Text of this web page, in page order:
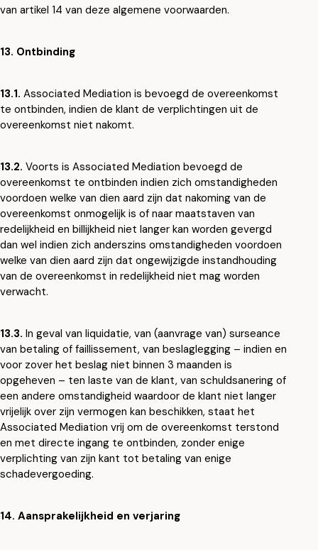
van artikel 14 van deze algemene voorwaarden.
13. Ontbinding
13.1. Associated Mediation is bevoegd de overeenkomst
te ontbinden, indien de klant de verplichtingen uit de
overeenkomst niet nakomt.
13.2. Voorts is Associated Mediation bevoegd de
overeenkomst te ontbinden indien zich omstandigheden
voordoen welke van dien aard zijn dat nakoming van de
overeenkomst onmogelijk is of naar maatstaven van
redelijkheid en billijkheid niet langer kan worden gevergd
dan wel indien zich anderszins omstandigheden voordoen
welke van dien aard zijn dat ongewijzigde instandhouding
van de overeenkomst in redelijkheid niet mag worden
verwacht.
13.3. In geval van liquidatie, van (aanvrage van) surseance
van betaling of faillissement, van beslaglegging – indien en
voor zover het beslag niet binnen 3 maanden is
opgeheven – ten laste van de klant, van schuldsanering of
een andere omstandigheid waardoor de klant niet langer
vrijelijk over zijn vermogen kan beschikken, staat het
Associated Mediation vrij om de overeenkomst terstond
en met directe ingang te ontbinden, zonder enige
verplichting van zijn kant tot betaling van enige
schadevergoeding.
14. Aansprakelijkheid en verjaring